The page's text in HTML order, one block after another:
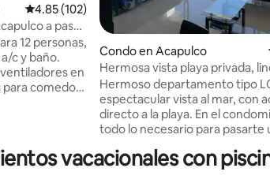
Calificación promedio: 4.85 de 5, 102 reseñas
4.85 (102)
a pasos
12 personas,
c y baño.
en
para comedor,
áreas de
Condo en Acapulco
Hermosa vista playa privada,
CONDESA*
Hermoso departamento tipo
espectacular vista al mar, con
directo a la playa. En el
todo lo necesario para pasarte
alberca, playa,
wifi, OXXO, VIPS. El ambiente
vacacionales con